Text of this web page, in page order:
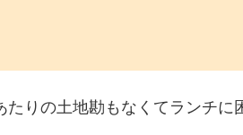
りの土地勘もなくてランチに